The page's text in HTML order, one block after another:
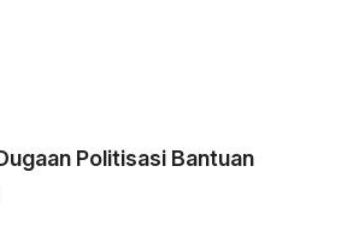
Politisasi Bantuan